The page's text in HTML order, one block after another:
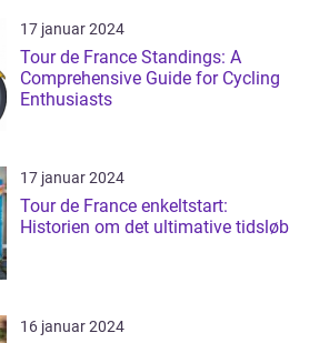
17 januar 2024
Tour de France Standings: A
Comprehensive Guide for Cycling
Enthusiasts
17 januar 2024
Tour de France enkeltstart:
Historien om det ultimative tidsløb
16 januar 2024